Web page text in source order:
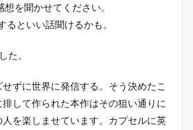
を聞かせてください。
といい話聞けるかも。
た。
ずに世界に発信する。そう決めたこ
して作られた本作はその狙い通りに
を楽しませています。カプセルに英